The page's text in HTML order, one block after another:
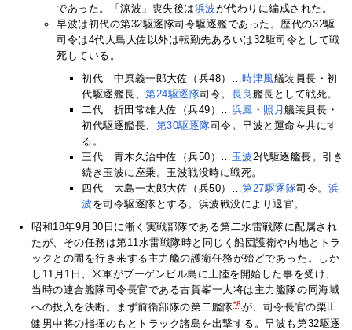
であった。「涼波」喪失後は浜波が代わりに編成された。
早波は初代の第32駆逐隊司令駆逐艦であった。歴代の32駆
司令は4代大島大佐以外は転勤先あるいは32駆司令として戦
死している。
初代 中原義一郎大佐（兵48）…時津風艤装員長・初
代駆逐艦長、第24駆逐隊司令。 長良 艦長として戦死。
二代 折田常雄大佐（兵49）…浜風 ・ 照月艤装員長・
初代駆逐艦長、 第30駆逐隊司令。早波と運命を共にす
る。
三代 青木久治中佐（兵50）… 玉波2代駆逐艦長。引き
続き玉波に座乗。玉波戦没時に戦死。
四代 大島一太郎大佐（兵50）…第27駆逐隊司令。浜
波 を司令駆逐隊とする。浜波戦没により退官。
昭和18年9月30日に漸く実戦部隊である第二水雷戦隊に配属され
たが、その任務は第11水雷戦隊時と同じく船団護衛や内地とトラ
ックとの間を行き来する主力艦の護衛任務が殆どであった。しか
し11月1日、米軍がブーゲンビル島に上陸を開始した事を受け、
当時の連合艦隊司令長官である古賀峯一大将は主力艦隊の同海域
への投入を決断。まず前衛部隊の第二艦隊*8が、司令長官の栗田
健男中将の指揮のもとトラック諸島を出撃する。早波も第32駆逐